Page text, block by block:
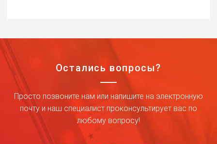
Остались вопросы?
Просто позвоните нам или напишите на электронную
почту и наш специалист проконсультирует вас по
любому вопросу!